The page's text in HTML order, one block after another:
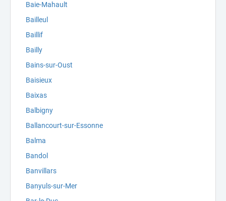
Baie-Mahault
Bailleul
Baillif
Bailly
Bains-sur-Oust
Baisieux
Baixas
Balbigny
Ballancourt-sur-Essonne
Balma
Bandol
Banvillars
Banyuls-sur-Mer